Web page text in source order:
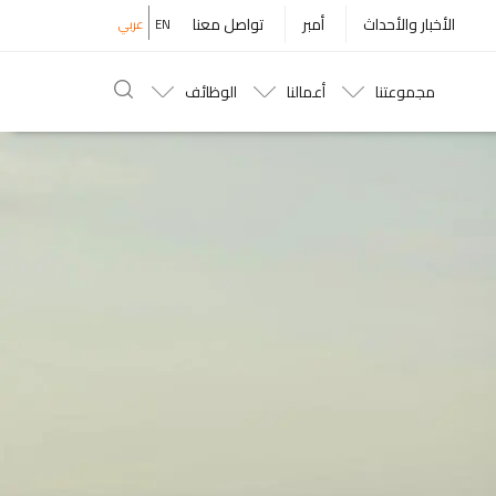
EN عربي
Top
الأخبار والأحداث أمبر تواصل معنا
مجموعتنا أعمالنا الوظائف